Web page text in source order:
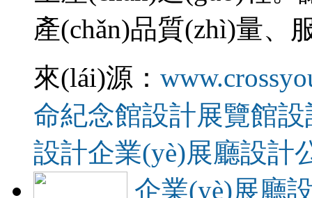
產(chǎn)品質(zhì)量
來(lái)源：
命紀念館設計展覽館設
設計企業(yè)展廳設計
企業(yè)展廳